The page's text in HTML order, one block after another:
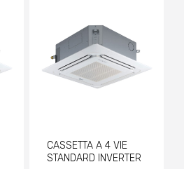
CASSETTA A 4 VIE
STANDARD INVERTER